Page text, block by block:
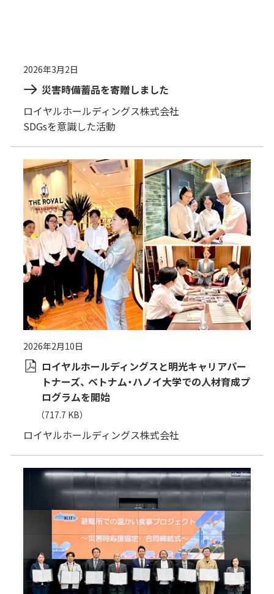
2026年3月2日
災害時備蓄品を寄贈しました
ロイヤルホールディングス株式会社
SDGsを意識した活動
2026年2月10日
ロイヤルホールディングスと明光キャリアパー
トナーズ、 ベトナム・ハノイ大学での人材育成プ
ログラムを開始
（717.7 KB）
ロイヤルホールディングス株式会社